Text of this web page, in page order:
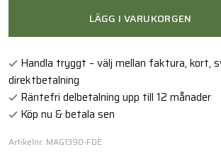
LÄGG I VARUKORGEN
Handla tryggt – välj mellan faktura, kort,
direktbetalning
Räntefri delbetalning upp till 12 månader
Köp nu & betala sen
Artikelnr: MAG1390-FDE